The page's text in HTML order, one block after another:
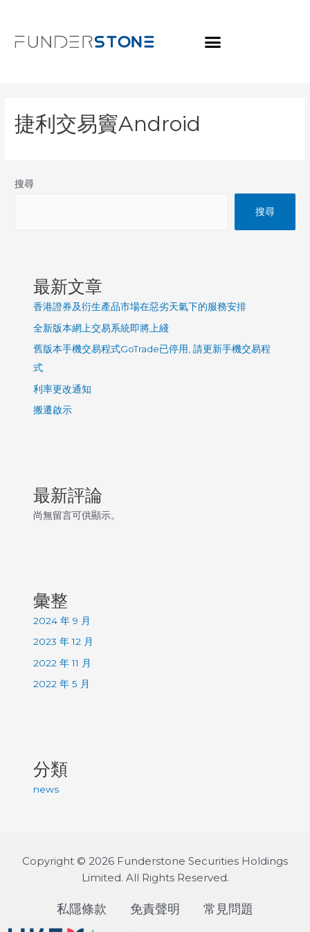
捷利交易竇Android
搜尋
搜尋
最新文章
香港證券及衍生產品市場在惡劣天氣下的服務安排
全新版本網上交易系統即將上綫
舊版本手機交易程式GoTrade已停用, 請更新手機交易程
式
利率更改通知
搬遷啟示
最新評論
尚無留言可供顯示。
彙整
2024 年 9 月
2023 年 12 月
2022 年 11 月
2022 年 5 月
分類
news
Copyright © 2026 Funderstone Securities Holdings
Limited. All Rights Reserved.
私隱條款 免責聲明 常見問題